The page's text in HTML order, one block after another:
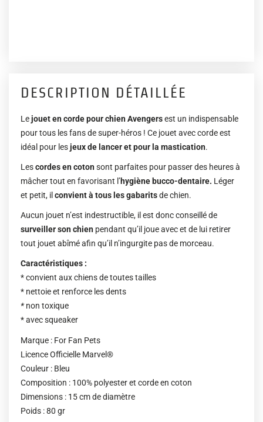
DESCRIPTION DÉTAILLÉE
Lejouet en corde pour chien Avengersest un indispensable
pour tous les fans de super-héros ! Ce jouet avec corde est
idéal pour lesjeux de lancer et pour la mastication.
Lescordes en cotonsont parfaites pour passer des heures à
mâcher tout en favorisant l’hygiène bucco-dentaire. Léger
et petit, il convient à tous les gabaritsde chien.
Aucun jouet n’est indestructible, il est donc conseillé de
surveiller son chien pendant qu’il joue avec et de lui retirer
tout jouet abîmé afin qu’il n’ingurgite pas de morceau.
Caractéristiques :
* convient aux chiens de toutes tailles
* nettoie et renforce les dents
*non toxique
* avec squeaker
Marque : For Fan Pets
Licence Officielle Marvel®
Couleur : Bleu
Composition : 100% polyester et corde en coton
Dimensions : 15 cm de diamètre
Poids : 80 gr